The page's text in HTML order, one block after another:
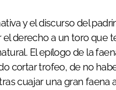
y el discurso del
derecho a un toro que
El epílogo de la
cortar trofeo, de no
cuajar una gran faena